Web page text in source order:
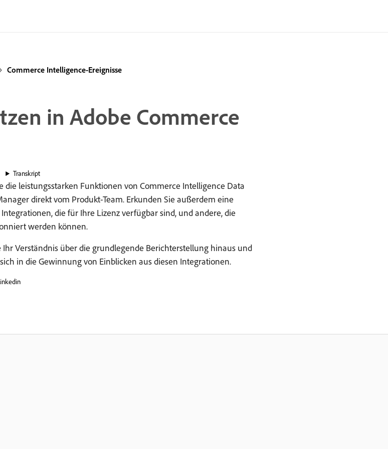
Commerce Intelligence-Ereignisse
in Adobe Commerce
Transkript
die leistungsstarken Funktionen von Commerce Intelligence Data
direkt vom Produkt-Team. Erkunden Sie außerdem eine
die für Ihre Lizenz verfügbar sind, und andere, die
werden können.
Ihr Verständnis über die grundlegende Berichterstellung hinaus und
in die Gewinnung von Einblicken aus diesen Integrationen.